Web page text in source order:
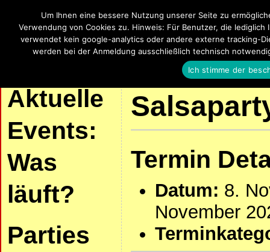
SalsaUlm
Salsa, Bachata, Kizomba, Zouk und
SALSA UND
Aktuelle
Events:
Was
läuft?
Parties
Termin
Datum: 8.
November
Um Ihnen eine bessere Nutzung unserer Seite zu
Verwendung von Cookies zu. Hinweis: Für Benutzer, die
verwendet kein google-analytics oder andere externe tracking-
werden bei der Anmeldung ausschließlich technisch
Ich stimme der